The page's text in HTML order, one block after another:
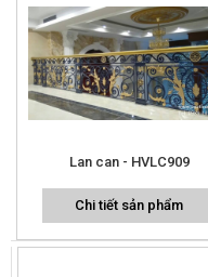
Lan can - HVLC909
Chi tiết sản phẩm